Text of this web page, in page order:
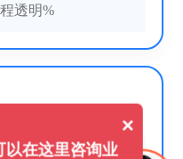
透明%
×
以在这里咨询业